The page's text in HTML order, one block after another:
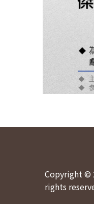
Copyright ©
rights